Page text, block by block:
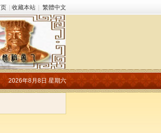
收藏本站 繁體中文
2026年8月8日 星期六